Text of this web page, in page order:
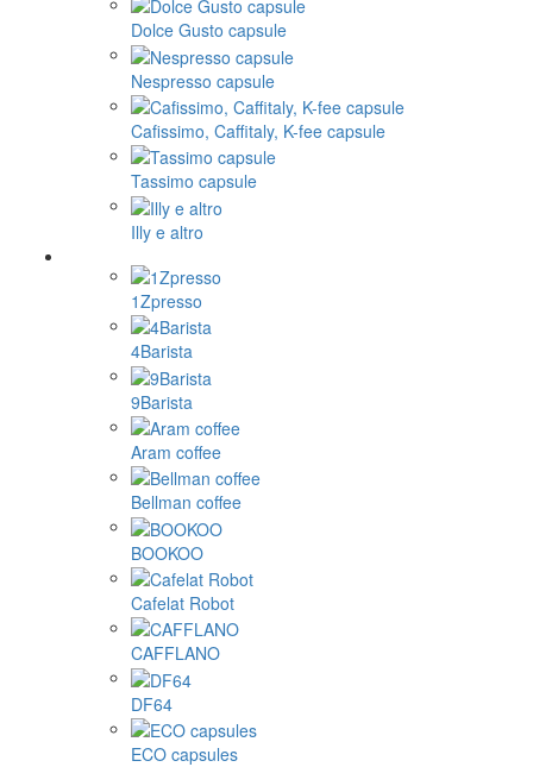
Dolce Gusto capsule
Nespresso capsule
Cafissimo, Caffitaly, K-fee capsule
Tassimo capsule
Illy e altro
1Zpresso
4Barista
9Barista
Aram coffee
Bellman coffee
BOOKOO
Cafelat Robot
CAFFLANO
DF64
ECO capsules